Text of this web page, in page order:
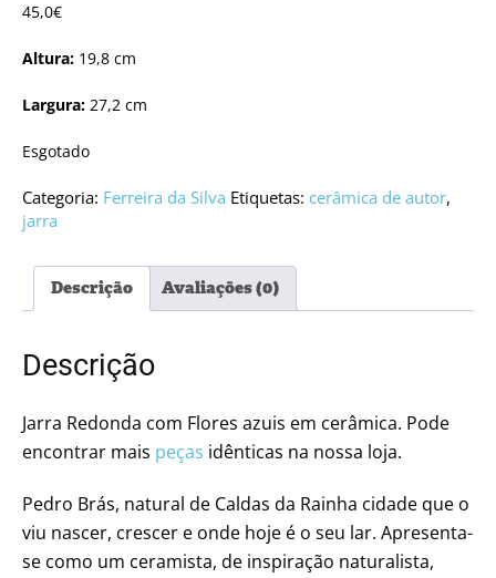
45,0€
Altura: 19,8 cm
Largura: 27,2 cm
Esgotado
Categoria: Ferreira da Silva Etiquetas: cerâmica de autor,
jarra
Descrição Avaliações (0)
Descrição
Jarra Redonda com Flores azuis em cerâmica. Pode
encontrar mais peças idênticas na nossa loja.
Pedro Brás, natural de Caldas da Rainha cidade que o
viu nascer, crescer e onde hoje é o seu lar. Apresenta-
se como um ceramista, de inspiração naturalista,